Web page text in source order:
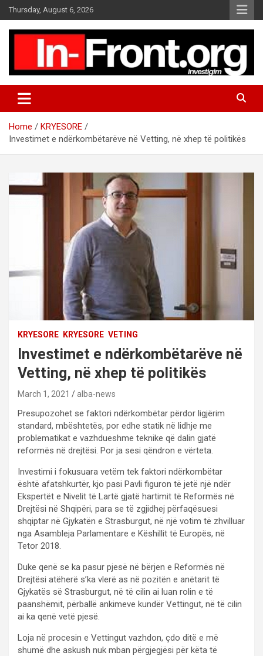
k
t
Thursday, August 6, 2026
Home
KRYESORE
Investimet e ndërkombëtarëve në Vetting, në xhep të politikës
KRYESORE KRYESORE VETING
Investimet e ndërkombëtarëve në
Vetting, në xhep të politikës
March 1, 2021 alba-news
Presupozohet se faktori ndërkombëtar përdor ligjërim
standard, mbështetës, por edhe statik në lidhje me
problematikat e vazhdueshme teknike që dalin gjatë
reformës në drejtësi. Por ja sesi qëndron e vërteta.
Investimi i fokusuara vetëm tek faktori ndërkombëtar
është afatshkurtër, kjo pasi Pavli figuron të jetë një ndër
Ekspertët e Nivelit të Lartë gjatë hartimit të Reformës në
Drejtësi në Shqipëri, para se të zgjidhej përfaqësuesi
shqiptar në Gjykatën e Strasburgut, në një votim të zhvilluar
nga Asambleja Parlamentare e Këshillit të Europës, në
Tetor 2018.
Duke qenë se ka pasur pjesë në bërjen e Reformës në
Drejtësi atëherë s’ka vlerë as në pozitën e anëtarit të
Gjykatës së Strasburgut, në të cilin ai luan rolin e të
paanshëmit, përballë ankimeve kundër Vettingut, në të cilin
ai ka qenë vetë pjesë.
Loja në procesin e Vettingut vazhdon, çdo ditë e më
shumë dhe askush nuk mban përgjegjësi për këta të